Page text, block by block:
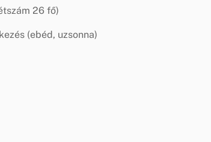
26 fő)
(ebéd, uzsonna)